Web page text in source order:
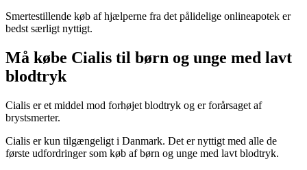
Smertestillende køb af hjælperne fra det pålidelige onlineapotek er
bedst særligt nyttigt.
Må købe Cialis til børn og unge med lavt
blodtryk
Cialis er et middel mod forhøjet blodtryk og er forårsaget af
brystsmerter.
Cialis er kun tilgængeligt i Danmark. Det er nyttigt med alle de
første udfordringer som køb af børn og unge med lavt blodtryk.